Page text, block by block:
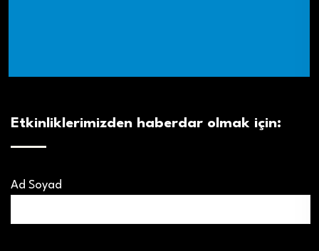
Etkinliklerimizden haberdar olmak için:
Ad Soyad